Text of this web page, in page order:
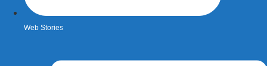
Web Stories